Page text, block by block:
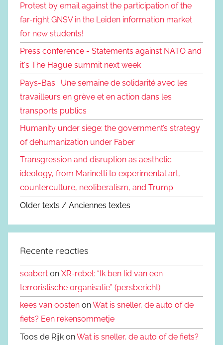
Protest by email against the participation of the
far-right GNSV in the Leiden information market
for new students!
Press conference - Statements against NATO and
it's The Hague summit next week
Pays-Bas : Une semaine de solidarité avec les
travailleurs en grève et en action dans les
transports publics
Humanity under siege: the government’s strategy
of dehumanization under Faber
Transgression and disruption as aesthetic
ideology, from Marinetti to experimental art,
counterculture, neoliberalism, and Trump
Older texts / Anciennes textes
Recente reacties
seabert on XR-rebel: “Ik ben lid van een
terroristische organisatie” (persbericht)
kees van oosten onWat is sneller, de auto of de
fiets? Een rekensommetje
Toos de Rijk onWat is sneller, de auto of de fiets?